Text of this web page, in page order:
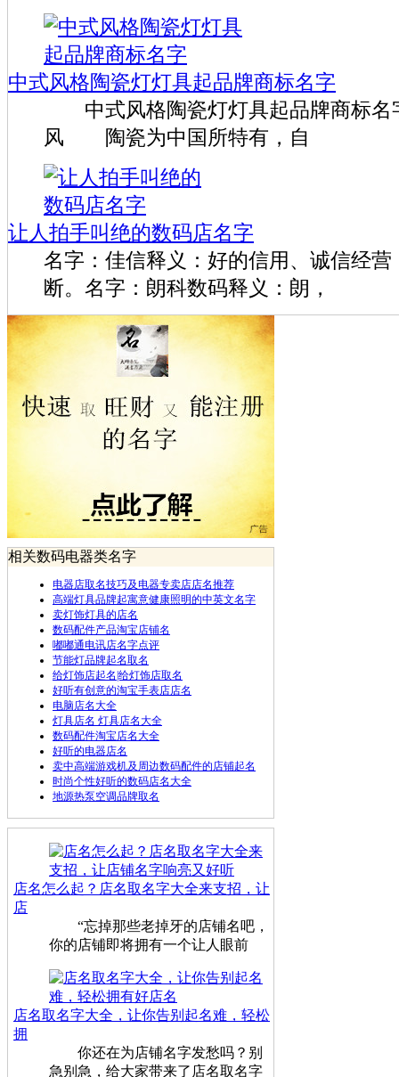
中式风格陶瓷灯灯具起品牌商标名字
中式风格陶瓷灯灯具起品牌商标
风 陶瓷为中国所特有，自
让人拍手叫绝的数码店名字
名字：佳信释义：好的信用、诚信经
断。名字：朗科数码释义：朗，
相关数码电器类名字
电器店取名技巧及电器专卖店店名推荐
高端灯具品牌起寓意健康照明的中英文名字
卖灯饰灯具的店名
数码配件产品淘宝店铺名
嘟嘟通电讯店名字点评
节能灯品牌起名取名
给灯饰店起名|给灯饰店取名
好听有创意的淘宝手表店店名
电脑店名大全
灯具店名 灯具店名大全
数码配件淘宝店名大全
好听的电器店名
卖中高端游戏机及周边数码配件的店铺起名
时尚个性好听的数码店名大全
地源热泵空调品牌取名
店名怎么起？店名取名字大全来支招，让
店
“忘掉那些老掉牙的店铺名吧，
你的店铺即将拥有一个让人眼前
店名取名字大全，让你告别起名难，轻松
拥
你还在为店铺名字发愁吗？别
急别急，给大家带来了店名取名字